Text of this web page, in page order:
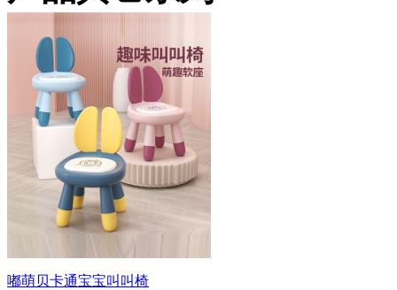
嘟萌贝卡通宝宝叫叫椅